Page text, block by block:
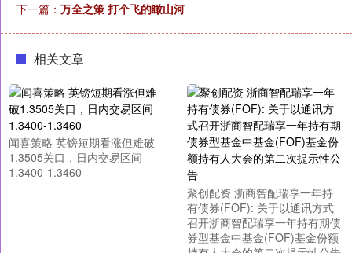
下一篇： 万全之策 打个飞的瞰山河
相关文章
闻喜策略 英镑短期看涨但难破
1.3505关口，日内交易区间
1.3400-1.3460
聚创配资 浙商智配瑞享一年持
有债券(FOF): 关于以通讯方式
召开浙商智配瑞享一年持有期债
券型基金中基金(FOF)基金份额